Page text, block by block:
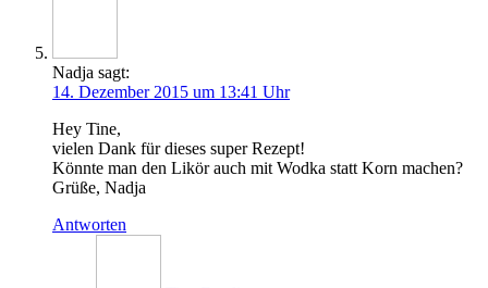
Nadja sagt:
14. Dezember 2015 um 13:41 Uhr
Hey Tine,
vie­len Dank für die­ses super Rezept!
Könn­te man den Likör auch mit Wod­ka statt Korn machen?
Grü­ße, Nadja
Antworten